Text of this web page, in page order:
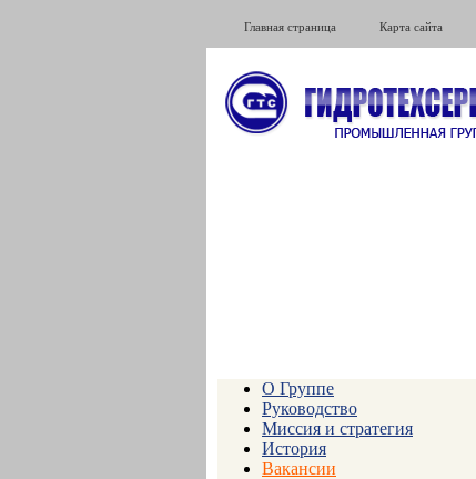
Главная страница Карта сайта
О Группе
Руководство
Миссия и стратегия
История
Вакансии